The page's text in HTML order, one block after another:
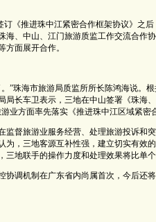
《推进珠中江紧密合作框架协议》之
海、中山、江门旅游质监工作交流合作
方面展开合作。
”珠海市旅游局质监所所长陈鸿海说。
局长车卫表示，三地在中山签署《珠海
业方面率先落实《推进珠中江区域紧密
监督旅游业服务经营、处理旅游投诉和
为，三地客源互补性强，建立切实有效
三地联手的操作力度和处理效果将比单
协调机制在广东省内尚属首次，今后还